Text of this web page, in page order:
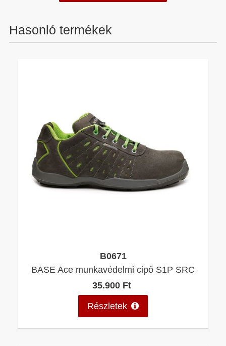
Hasonló termékek
B0671
BASE Ace munkavédelmi cipő S1P SRC
35.900 Ft
Részletek